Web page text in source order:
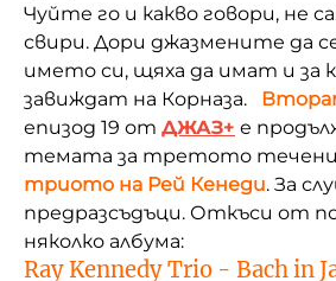
Чуйте го и какво говори, не
свири. Дори джазмените да
името си, щяха да имат и за
завиждат на Корназа.
епизод 19 от ДЖАЗ+ е
темата за третото
триото на Рей Кенеди. За
предразсъдъци. Откъси от
няколко албума:
Ray Kennedy Trio - Bach in